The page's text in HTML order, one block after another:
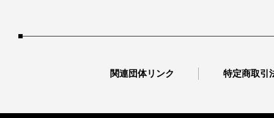
関連団体リンク 特定商取引